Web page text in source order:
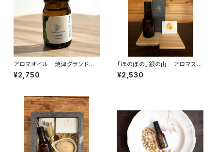
アロマオイル 焼津グランドホ
テルオリジナルブレンド サマ
ー ミントブレンド
¥2,750
「ほのぼの」銀の山 アロマスプ
レー 30ml
¥2,530